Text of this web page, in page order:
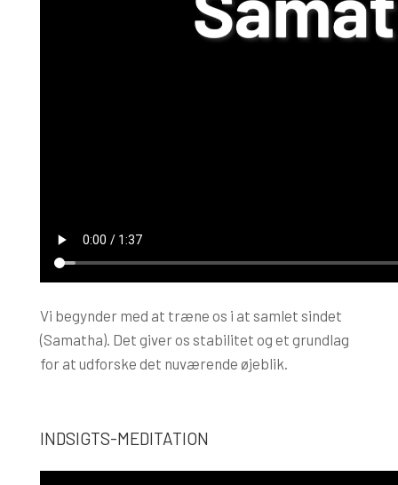
Vi begynder med at træne os i at samlet sindet
(Samatha). Det giver os stabilitet og et grundlag
for at udforske det nuværende øjeblik.
INDSIGTS-MEDITATION